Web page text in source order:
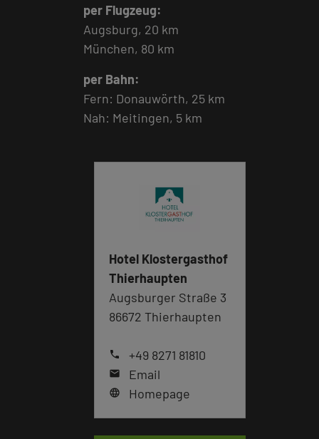
per Flugzeug:
Augsburg, 20 km
München, 80 km
per Bahn:
Fern: Donauwörth, 25 km
Nah: Meitingen, 5 km
Hotel Klostergasthof
Thierhaupten
Augsburger Straße 3
86672 Thierhaupten
phone +49 8271 81810
mail Email
language Homepage